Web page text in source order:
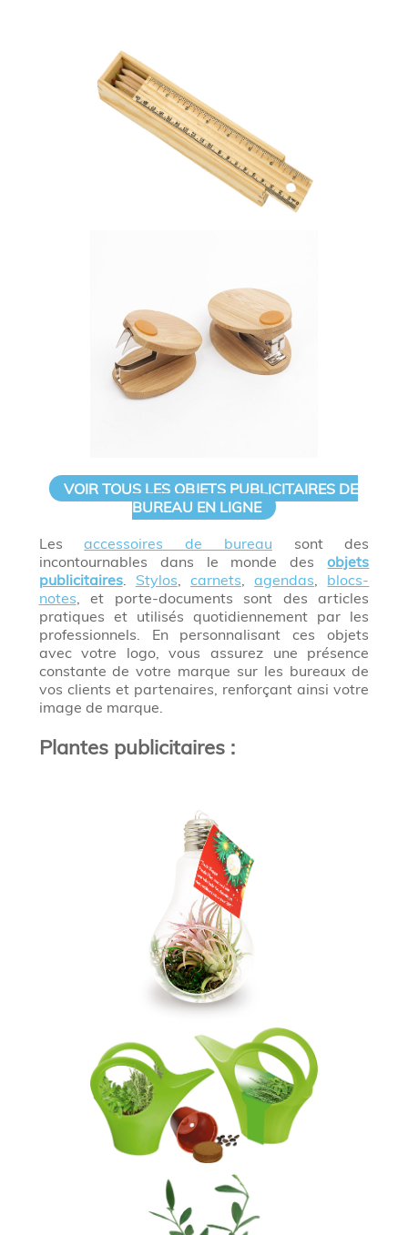
VOIR TOUS LES OBJETS PUBLICITAIRES DE
BUREAU EN LIGNE
Lesaccessoires de bureau sont des
incontournables dans le monde desobjets
publicitaires. Stylos carnets ,agendas
blocs-
notes , et porte-documents sont des articles
pratiques et utilisés quotidiennement par les
professionnels. En personnalisant ces objets
avec votre logo, vous assurez une présence
constante de votre marque sur les bureaux de
vos clients et partenaires, renforçant ainsi votre
image de marque.
Plantes publicitaires :